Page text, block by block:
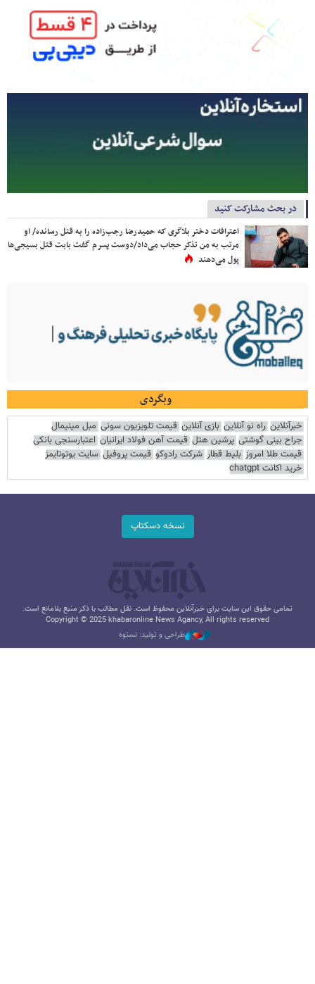
در بحث مشارکت کنید
اعترافات دختر بلاگری که حمیدرضا رجب‌زاده را به قتل رسانده/ او
مرتب به من تذکر حجاب می‌داد/دوست پسرم گفت بابت قتل بسیجی‌ها
پول می‌دهند
وبگردی
خبرآنلاین راه نو آنلاین بازی آنلاین قیمت تلویزیون سونی مبل مینیمال
جراح بینی گوشتی پرشین هتل قیمت آهن فولاد ایرانیان اعتبارسنجی بانکی
قیمت طلا امروز بلیط قطار شرکت رادوکو قیمت پروفیل سایت یوتوتایمز
خرید اکانت chatgpt
نسخه دسکتاپ
تمامی حقوق این سایت برای خبرآنلاین محفوظ است. نقل مطالب با ذکر منبع بلامانع است.
Copyright © 2025 khabaronline News Agancy, All rights reserved
طراحی و تولید: نستوه